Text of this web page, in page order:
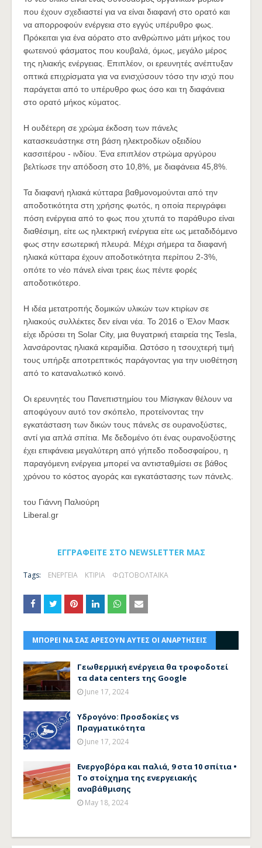
που έχουν σχεδιαστεί για να είναι διαφανή στο ορατό και
να απορροφούν ενέργεια στο εγγύς υπέρυθρο φως.
Πρόκειται για ένα αόρατο στο ανθρώπινο μάτι μήκος του
φωτεινού φάσματος που κουβαλά, όμως, μεγάλο μέρος
της ηλιακής ενέργειας. Επιπλέον, οι ερευνητές ανέπτυξαν
οπτικά επιχρίσματα για να ενισχύσουν τόσο την ισχύ που
παράγεται από το υπέρυθρο φως όσο και τη διαφάνεια
στο ορατό μήκος κύματος.
Η ουδέτερη σε χρώμα έκδοση των πάνελς
κατασκευάστηκε στη βάση ηλεκτροδίων οξειδίου
κασσιτέρου - ινδίου. Ένα επιπλέον στρώμα αργύρου
βελτίωσε την απόδοση στο 10,8%, με διαφάνεια 45,8%.
Τα διαφανή ηλιακά κύτταρα βαθμονομούνται από την
αποδοτικότητα στη χρήσης φωτός, η οποία περιγράφει
πόση ενέργεια από το φως που χτυπά το παράθυρο είναι
διαθέσιμη, είτε ως ηλεκτρική ενέργεια είτε ως μεταδιδόμενο
φως στην εσωτερική πλευρά. Μέχρι σήμερα τα διαφανή
ηλιακά κύτταρα έχουν αποδοτικότητα περίπου 2-3%,
οπότε το νέο πάνελ είναι τρεις έως πέντε φορές
αποδοτικότερο.
H ιδέα μετατροπής δομικών υλικών των κτιρίων σε
ηλιακούς συλλέκτες δεν είναι νέα. Το 2016 ο Έλον Μασκ
είχε ιδρύσει τη Solar City, μια θυγατρική εταιρεία της Tesla,
λανσάροντας ηλιακά κεραμίδια. Ωστόσο η τσουχτερή τιμή
τους υπήρξε αποτρεπτικός παράγοντας για την υιοθέτηση
από το καταναλωτικό κοινό.
Οι ερευνητές του Πανεπιστημίου του Μίσιγκαν θέλουν να
αποφύγουν αυτό τον σκόπελο, προτείνοντας την
εγκατάσταση των δικών τους πάνελς σε ουρανοξύστες,
αντί για απλά σπίτια. Με δεδομένο ότι ένας ουρανοξύστης
έχει επιφάνεια μεγαλύτερη από γήπεδο ποδοσφαίρου, η
παραγόμενη ενέργεια μπορεί να αντισταθμίσει σε βάθος
χρόνου το κόστος αγοράς και εγκατάστασης των πάνελς.
του Γιάννη Παλιούρη
Liberal.gr
ΕΓΓΡΑΦΕΙΤΕ ΣΤΟ NEWSLETTER ΜΑΣ
Tags: ΕΝΕΡΓΕΙΑ ΚΤΙΡΙΑ ΦΩΤΟΒΟΛΤΑΪΚΑ
ΜΠΟΡΕΙ ΝΑ ΣΑΣ ΑΡΕΣΟΥΝ ΑΥΤΕΣ ΟΙ ΑΝΑΡΤΗΣΕΙΣ
Γεωθερμική ενέργεια θα τροφοδοτεί
τα data centers της Google
June 17, 2024
Υδρογόνο: Προσδοκίες vs
Πραγματικότητα
June 17, 2024
Ενεργοβόρα και παλιά, 9 στα 10 σπίτια •
To στοίχημα της ενεργειακής
αναβάθμισης
May 18, 2024